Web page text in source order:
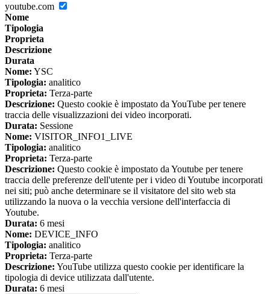
youtube.com
Nome
Tipologia
Proprieta
Descrizione
Durata
Nome: YSC
Tipologia: analitico
Proprieta: Terza-parte
Descrizione: Questo cookie è impostato da YouTube per tenere
traccia delle visualizzazioni dei video incorporati.
Durata: Sessione
Nome: VISITOR_INFO1_LIVE
Tipologia: analitico
Proprieta: Terza-parte
Descrizione: Questo cookie è impostato da Youtube per tenere
traccia delle preferenze dell'utente per i video di Youtube incorporati
nei siti; può anche determinare se il visitatore del sito web sta
utilizzando la nuova o la vecchia versione dell'interfaccia di
Youtube.
Durata: 6 mesi
Nome: DEVICE_INFO
Tipologia: analitico
Proprieta: Terza-parte
Descrizione: YouTube utilizza questo cookie per identificare la
tipologia di device utilizzata dall'utente.
Durata: 6 mesi